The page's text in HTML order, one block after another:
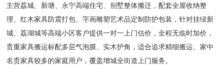
主营荔城、新塘、永宁高端住宅、别墅整体搬迁，配套全屋收纳整
理、红木家具防震打包、字画雕塑艺术品定制防护包装，针对挂绿新
城、荔湖城等高端小区客户提供一对一上门估价，全程无临时加价，
贵重家具搬运标配多层气泡膜、实木护角，适合追求精细搬运、家中
名贵家具较多的家庭用户，覆盖增城全街道上门服务。